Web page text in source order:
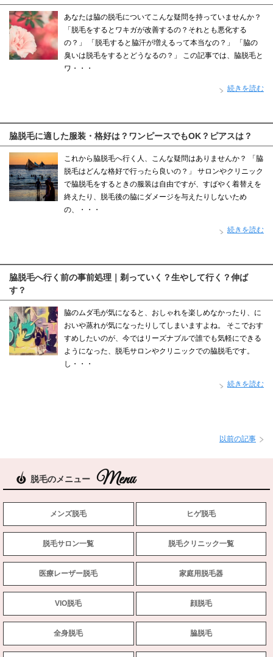
あなたは脇の脱毛についてこんな疑問を持っていませんか？
「脱毛をするとワキガが改善するの？それとも悪化する
の？」 「脱毛すると脇汗が増えるって本当なの？」 「脇の
臭いは脱毛をするとどうなるの？」 この記事では、脇脱毛と
ワ・・・
続きを読む
脇脱毛に適した服装・格好は？ワンピースでもOK？ピアスは？
これから脇脱毛へ行く人、こんな疑問はありませんか？ 「脇
脱毛はどんな格好で行ったら良いの？」 サロンやクリニック
で脇脱毛をするときの服装は自由ですが、すばやく着替えを
終えたり、脱毛後の脇にダメージを与えたりしないため
の、・・・
続きを読む
脇脱毛へ行く前の事前処理｜剃っていく？生やして行く？伸ば
す？
脇のムダ毛が気になると、おしゃれを楽しめなかったり、に
おいや蒸れが気になったりしてしまいますよね。 そこでおす
すめしたいのが、今ではリーズナブルで誰でも気軽にできる
ようになった、脱毛サロンやクリニックでの脇脱毛です。
し・・・
続きを読む
以前の記事
脱毛のメニュー
メンズ脱毛 ヒゲ脱毛
脱毛サロン一覧 脱毛クリニック一覧
医療レーザー脱毛 家庭用脱毛器
VIO脱毛 顔脱毛
全身脱毛 脇脱毛